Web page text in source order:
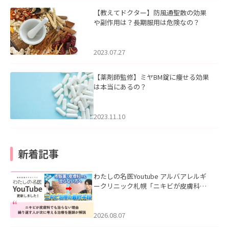
【教えてドクター】防風通聖散の効果
や副作用は？長期服用は危険なの？
2023.07.27
【薬剤師監修】ミヤBM錠に痩せる効果
は本当にあるの？
2023.11.10
新着記事
わたしの名医Youtube アルバアレルギ
ークリニック札幌「ニキビが皮膚科で
ました。
2026.08.07